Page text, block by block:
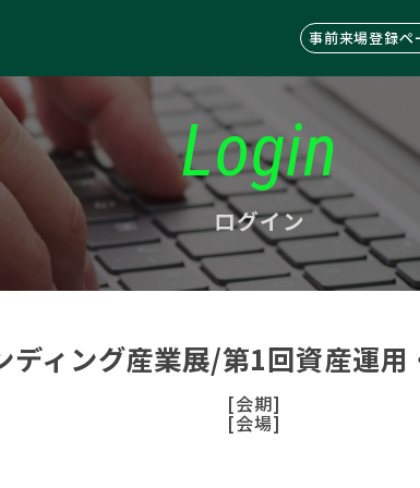
事前来場登録ペ
Login
ログイン
ディング産業展/第1回資産運用
[会期]
[会場]